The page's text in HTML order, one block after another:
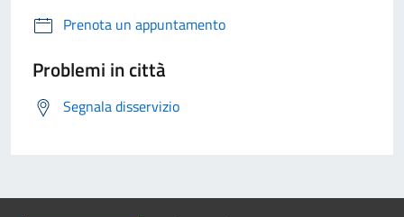
Prenota un appuntamento
Problemi in città
Segnala disservizio